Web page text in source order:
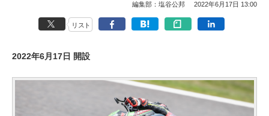
編集部：塩谷公邦 2022年6月17日 13:00
リスト
2022年6月17日 開設